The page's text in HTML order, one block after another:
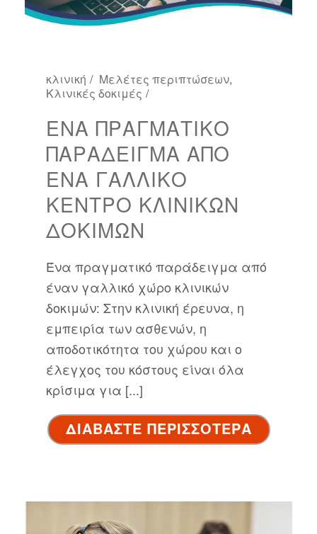
κλινική Μελέτες περιπτώσεων,
Κλινικές δοκιμές
ΈΝΑ ΠΡΑΓΜΑΤΙΚΌ
ΠΑΡΆΔΕΙΓΜΑ ΑΠΌ
ΈΝΑ ΓΑΛΛΙΚΌ
ΚΈΝΤΡΟ ΚΛΙΝΙΚΏΝ
ΔΟΚΙΜΏΝ
Ένα πραγματικό παράδειγμα από
έναν γαλλικό χώρο κλινικών
δοκιμών: Στην κλινική έρευνα, η
εμπειρία των ασθενών, η
αποδοτικότητα του χώρου και ο
έλεγχος του κόστους είναι όλα
κρίσιμα για [...]
ΔΙΑΒΑΣΤΕ ΠΕΡΙΣΣΟΤΕΡΑ